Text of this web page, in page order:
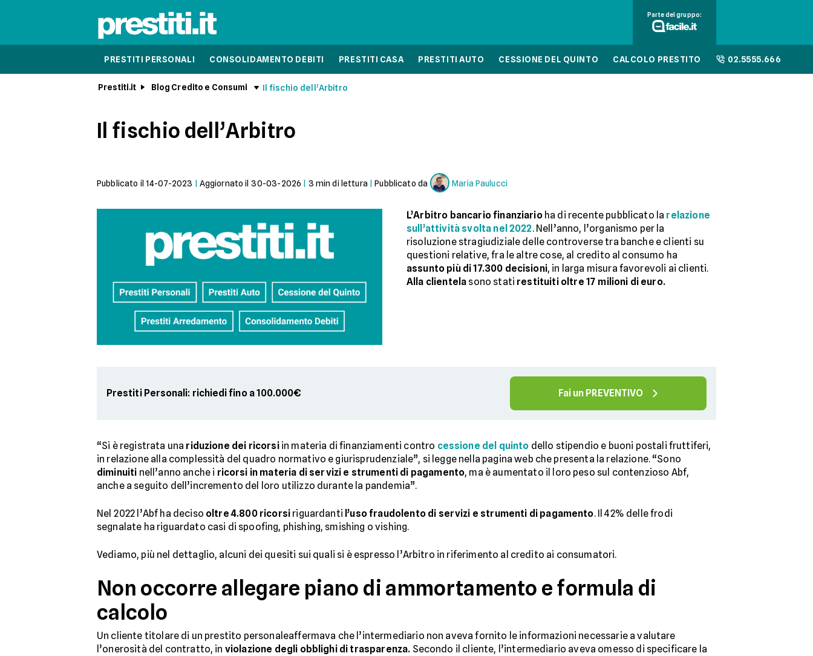
PRESTITI PERSONALI CONSOLIDAMENTO DEBITI PRESTITI CASA PRESTITI AUTO CESSIONE DEL QUINTO CALCOLO PRESTITO 02.5555.666
Parte del gruppo:
Prestiti.it Blog Credito e Consumi Il fischio dell’Arbitro
Il fischio dell’Arbitro
Pubblicato il 14-07-2023 Aggiornato il 30-03-2026 3 min di lettura |Pubblicato da Maria Paulucci
L’Arbitro bancario finanziarioha di recente pubblicato la relazione
sull’attività svolta nel 2022. Nell’anno, l’organismo per la
risoluzione stragiudiziale delle controverse tra banche e clienti su
questioni relative, fra le altre cose, al credito al consumo ha
assunto più di 17.300 decisioni, in larga misura favorevoli ai clienti.
Alla clientela sono stati restituiti oltre 17 milioni di euro.
Prestiti Personali: richiedi fino a 100.000€ Fai un PREVENTIVO
“Si è registrata una riduzione dei ricorsiin materia di finanziamenti contro cessione del quinto dello stipendio e buoni postali fruttiferi,
in relazione alla complessità del quadro normativo e giurisprudenziale”, si legge nella pagina web che presenta la relazione. “Sono
diminuiti nell’anno anche i ricorsi in materia di servizi e strumenti di pagamento, ma è aumentato il loro peso sul contenzioso Abf,
anche a seguito dell’incremento del loro utilizzo durante la pandemia”.
Nel 2022 l’Abf ha deciso oltre 4.800 ricorsi riguardanti l’uso fraudolento di servizi e strumenti di pagamento. Il 42% delle frodi
segnalate ha riguardato casi di spoofing, phishing, smishing o vishing.
Vediamo, più nel dettaglio, alcuni dei quesiti sui quali si è espresso l’Arbitro in riferimento al credito ai consumatori.
Non occorre allegare piano di ammortamento e formula di
calcolo
Un cliente titolare di un prestito personaleaffermava che l’intermediario non aveva fornito le informazioni necessarie a valutare
l’onerosità del contratto, in violazione degli obblighi di trasparenza. Secondo il cliente, l’intermediario aveva omesso di specificare la